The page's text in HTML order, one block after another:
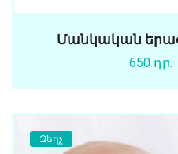
Մանկական
650 դր.
Զեղչ